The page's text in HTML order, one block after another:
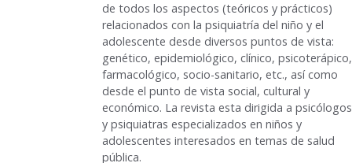
de todos los aspectos (teóricos y prácticos)
relacionados con la psiquiatría del niño y el
adolescente desde diversos puntos de vista:
genético, epidemiológico, clínico, psicoterápico,
farmacológico, socio-sanitario, etc., así como
desde el punto de vista social, cultural y
económico. La revista esta dirigida a psicólogos
y psiquiatras especializados en niños y
adolescentes interesados en temas de salud
pública.